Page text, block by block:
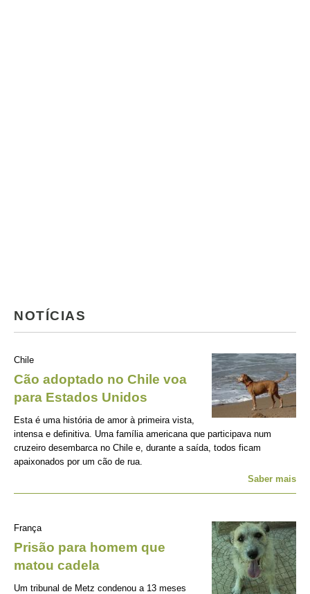
NOTÍCIAS
Chile
Cão adoptado no Chile voa
para Estados Unidos
Esta é uma história de amor à primeira vista,
intensa e definitiva. Uma família americana que participava num
cruzeiro desembarca no Chile e, durante a saída, todos ficam
apaixonados por um cão de rua.
Saber mais
França
Prisão para homem que
matou cadela
Um tribunal de Metz condenou a 13 meses